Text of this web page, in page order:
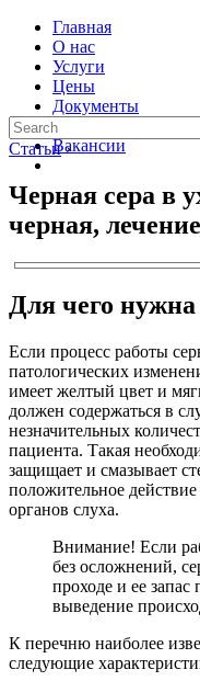
Главная
О нас
Услуги
Цены
Документы
Контакты
Вакансии
Статьи ›
Черная сера в
черная, лечение
Для чего
Если процесс работы
патологических
имеет желтый цвет и
должен содержаться в
незначительных
пациента. Такая
защищает и смазывает
положительное
органов слуха.
Внимание! Если
без осложнений,
проходе и ее запас
выведение
К перечню наиболее
следующие